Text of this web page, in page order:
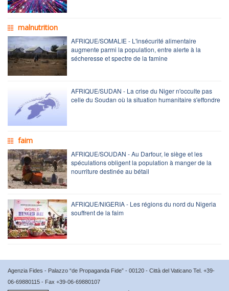
malnutrition
AFRIQUE/SOMALIE - L'insécurité alimentaire
augmente parmi la population, entre alerte à la
sécheresse et spectre de la famine
AFRIQUE/SUDAN - La crise du Niger n'occulte pas
celle du Soudan où la situation humanitaire s'effondre
faim
AFRIQUE/SOUDAN - Au Darfour, le siège et les
spéculations obligent la population à manger de la
nourriture destinée au bétail
AFRIQUE/NIGERIA - Les régions du nord du Nigeria
souffrent de la faim
Agenzia Fides - Palazzo “de Propaganda Fide” - 00120 - Città del Vaticano Tel. +39-
06-69880115 - Fax +39-06-69880107